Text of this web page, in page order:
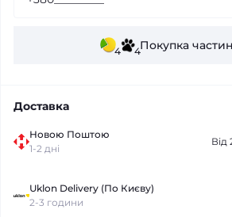
4 4Покупка
Доставка
Новою Поштою
1-2 дні
Від
Uklon Delivery (По Києву)
2-3 години